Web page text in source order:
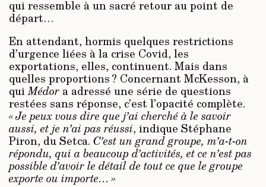
qui ressemble à un sacré retour au point de
départ…
En attendant, hormis quelques restrictions
d’urgence liées à la crise Covid, les
exportations, elles, continuent. Mais dans
quelles proportions ? Concernant McKesson, à
quiMédor a adressé une série de questions
restées sans réponse, c’est l’opacité complète.
« Je peux vous dire que j’ai cherché à le savoir
aussi, et je n’ai pas réussi, indique Stéphane
Piron, du Setca. C’est un grand groupe, m’a-t-on
répondu, qui a beaucoup d’activités, et ce n’est pas
possible d’avoir le détail de tout ce que le groupe
exporte ou importe… »